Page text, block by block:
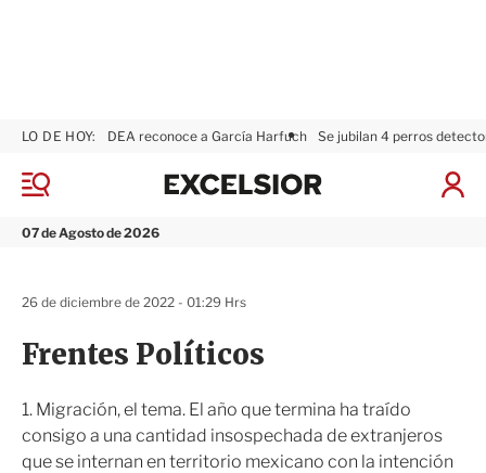
M
n
07 de Agosto de 2026
LO DE HOY: DEA reconoce a García Harfuch Se jubilan 4 perros
I
x
Frentes Políticos
1. Migración, el tema. El año que termina ha traído
consigo a una cantidad insospechada de extranjeros
que se internan en territorio mexicano con la intención
26 de diciembre de 2022 - 01:29 Hrs